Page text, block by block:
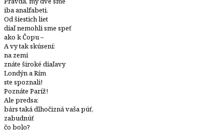
iba analfabeti.
Od šiestich liet
diaľ nemohli sme speť
ako k Čopu –
A vy tak skúsení:
na zemi
znáte široké diaľavy
Londýn a Rím
ste spoznali!
Poznáte Paríž!
Ale predsa:
bárs taká dlhočizná vaša púť,
zabudnúť
čo bolo?